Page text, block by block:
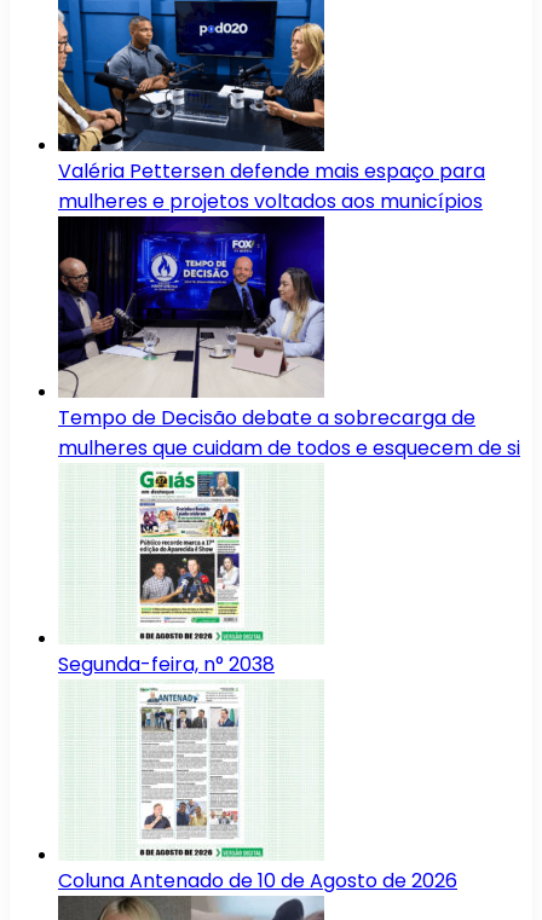
Valéria Pettersen defende mais espaço para
mulheres e projetos voltados aos municípios
Tempo de Decisão debate a sobrecarga de
mulheres que cuidam de todos e esquecem de si
Segunda-feira, n° 2038
Coluna Antenado de 10 de Agosto de 2026